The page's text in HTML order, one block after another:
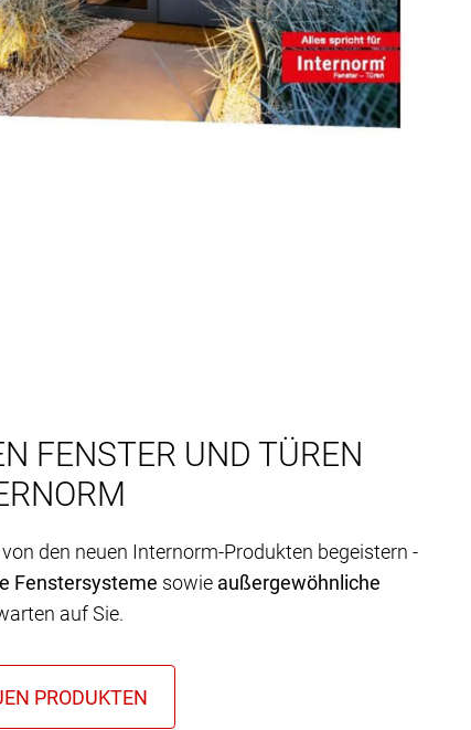
FENSTER UND TÜREN
den neuen Internorm-Produkten begeistern -
Fenstersysteme sowie außergewöhnliche
auf Sie.